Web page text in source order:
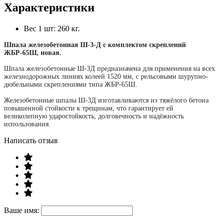
Характеристики
Вес 1 шт: 260 кг.
Шпала железобетонная Ш-3-Д с комплектом скреплений
ЖБР-65Ш, новая.
Шпала железобетонные Ш-3Д предназначена для применения на всех
железнодорожных линиях колеей 1520 мм, с рельсовыми шурупно-
дюбельными скреплениями типа ЖБР-65Ш.
Железобетонные шпалы Ш-3Д изготавливаются из тяжёлого бетона
повышенной стойкости к трещинам, что гарантирует ей
великолепную ударостойкость, долговечность и надёжность
использования.
Написать отзыв
Ваше имя: